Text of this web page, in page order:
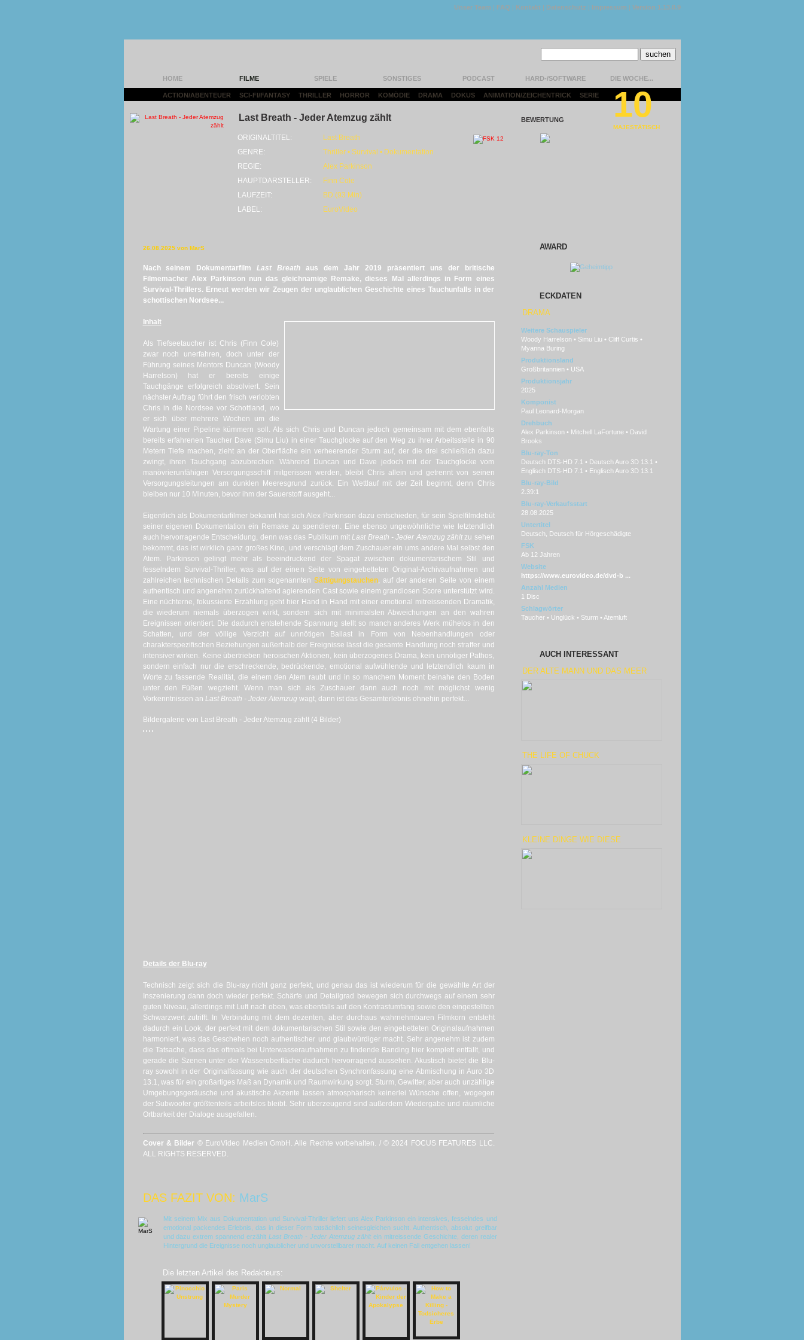
Unser Team | FAQ | Kontakt | Datenschutz | Impressum | Version 1.13.0.9
HOME FILME SPIELE SONSTIGES PODCAST HARD-/SOFTWARE DIE WOCHE...
ACTION/ABENTEUER SCI-FI/FANTASY THRILLER HORROR KOMÖDIE DRAMA DOKUS ANIMATION/ZEICHENTRICK SERIE
Last Breath - Jeder Atemzug zählt
ORIGINALTITEL:
Last Breath
GENRE:
Thriller • Survival • Dokumentation
REGIE:
Alex Parkinson
HAUPTDARSTELLER:
Finn Cole
LAUFZEIT:
BD (93 Min)
LABEL:
EuroVideo
BEWERTUNG 10
MAJESTÄTISCH
26.08.2025 von MarS
Nach seinem DokumentarfilmLast Breath aus dem Jahr 2019 präsentiert uns der britische
Filmemacher Alex Parkinson nun das gleichnamige Remake, dieses Mal allerdings in Form eines
Survival-Thrillers. Erneut werden wir Zeugen der unglaublichen Geschichte eines Tauchunfalls in der
schottischen Nordsee...
Inhalt
Als Tiefseetaucher ist Chris (Finn Cole)
zwar noch unerfahren, doch unter der
Führung seines Mentors Duncan (Woody
Harrelson) hat er bereits einige
Tauchgänge erfolgreich absolviert. Sein
nächster Auftrag führt den frisch verlobten
Chris in die Nordsee vor Schottland, wo
er sich über mehrere Wochen um die
Wartung einer Pipeline kümmern soll. Als sich Chris und Duncan jedoch gemeinsam mit dem ebenfalls
bereits erfahrenen Taucher Dave (Simu Liu) in einer Tauchglocke auf den Weg zu ihrer Arbeitsstelle in 90
Metern Tiefe machen, zieht an der Oberfläche ein verheerender Sturm auf, der die drei schließlich dazu
zwingt, ihren Tauchgang abzubrechen. Während Duncan und Dave jedoch mit der Tauchglocke vom
manövrierunfähigen Versorgungsschiff mitgerissen werden, bleibt Chris allein und getrennt von seinen
Versorgungsleitungen am dunklen Meeresgrund zurück. Ein Wettlauf mit der Zeit beginnt, denn Chris
bleiben nur 10 Minuten, bevor ihm der Sauerstoff ausgeht...
Eigentlich als Dokumentarfilmer bekannt hat sich Alex Parkinson dazu entschieden, für sein Spielfilmdebüt
seiner eigenen Dokumentation ein Remake zu spendieren. Eine ebenso ungewöhnliche wie letztendlich
auch hervorragende Entscheidung, denn was das Publikum mitLast Breath - Jeder Atemzug zähltzu sehen
bekommt, das ist wirklich ganz großes Kino, und verschlägt dem Zuschauer ein ums andere Mal selbst den
Atem. Parkinson gelingt mehr als beeindruckend der Spagat zwischen dokumentarischem Stil und
fesselndem Survival-Thriller, was auf der einen Seite von eingebetteten Original-Archivaufnahmen und
zahlreichen technischen Details zum sogenanntenSättigungstauchen, auf der anderen Seite von einem
authentisch und angenehm zurückhaltend agierenden Cast sowie einem grandiosen Score unterstützt wird.
Eine nüchterne, fokussierte Erzählung geht hier Hand in Hand mit einer emotional mitreissenden Dramatik,
die wiederum niemals überzogen wirkt, sondern sich mit minimalsten Abweichungen an den wahren
Ereignissen orientiert. Die dadurch entstehende Spannung stellt so manch anderes Werk mühelos in den
Schatten, und der völlige Verzicht auf unnötigen Ballast in Form von Nebenhandlungen oder
charakterspezifischen Beziehungen außerhalb der Ereignisse lässt die gesamte Handlung noch straffer und
intensiver wirken. Keine übertrieben heroischen Aktionen, kein überzogenes Drama, kein unnötiger Pathos,
sondern einfach nur die erschreckende, bedrückende, emotional aufwühlende und letztendlich kaum in
Worte zu fassende Realität, die einem den Atem raubt und in so manchem Moment beinahe den Boden
unter den Füßen wegzieht. Wenn man sich als Zuschauer dann auch noch mit möglichst wenig
Vorkenntnissen an Last Breath - Jeder Atemzug wagt, dann ist das Gesamterlebnis ohnehin perfekt...
Bildergalerie von Last Breath - Jeder Atemzug zählt (4 Bilder)
Details der Blu-ray
Technisch zeigt sich die Blu-ray nicht ganz perfekt, und genau das ist wiederum für die gewählte Art der
Inszenierung dann doch wieder perfekt. Schärfe und Detailgrad bewegen sich durchwegs auf einem sehr
guten Niveau, allerdings mit Luft nach oben, was ebenfalls auf den Kontrastumfang sowie den eingestellten
Schwarzwert zutrifft. In Verbindung mit dem dezenten, aber durchaus wahrnehmbaren Filmkorn entsteht
dadurch ein Look, der perfekt mit dem dokumentarischen Stil sowie den eingebetteten Originalaufnahmen
harmoniert, was das Geschehen noch authentischer und glaubwürdiger macht. Sehr angenehm ist zudem
die Tatsache, dass das oftmals bei Unterwasseraufnahmen zu findende Banding hier komplett entfällt, und
gerade die Szenen unter der Wasseroberfläche dadurch hervorragend aussehen. Akustisch bietet die Blu-
ray sowohl in der Originalfassung wie auch der deutschen Synchronfassung eine Abmischung in Auro 3D
13.1, was für ein großartiges Maß an Dynamik und Raumwirkung sorgt. Sturm, Gewitter, aber auch unzählige
Umgebungsgeräusche und akustische Akzente lassen atmosphärisch keinerlei Wünsche offen, wogegen
der Subwoofer größtenteils arbeitslos bleibt. Sehr überzeugend sind außerdem Wiedergabe und räumliche
Ortbarkeit der Dialoge ausgefallen.
Cover & Bilder © EuroVideo Medien GmbH. Alle Rechte vorbehalten. / © 2024 FOCUS FEATURES LLC.
ALL RIGHTS RESERVED.
DAS FAZIT VON: MarS
Mit seinem Mix aus Dokumentation und Survival-Thriller liefert uns Alex Parkinson ein intensives, fesselndes und
emotional packendes Erlebnis, das in dieser Form tatsächlich seinesgleichen sucht. Authentisch, absolut greifbar
und dazu extrem spannend erzähltLast Breath - Jeder Atemzug zähltein mitreissende Geschichte, deren realer
Hintergrund die Ereignisse noch unglaublicher und unvorstellbarer macht. Auf keinen Fall entgehen lassen!
Die letzten Artikel des Redakteurs:
AWARD
ECKDATEN
DRAMA
Weitere Schauspieler
Woody Harrelson • Simu Liu • Cliff Curtis •
Myanna Buring
Produktionsland
Großbritannien • USA
Produktionsjahr
2025
Komponist
Paul Leonard-Morgan
Drehbuch
Alex Parkinson • Mitchell LaFortune • David
Brooks
Blu-ray-Ton
Deutsch DTS-HD 7.1 • Deutsch Auro 3D 13.1 •
Englisch DTS-HD 7.1 • Englisch Auro 3D 13.1
Blu-ray-Bild
2.39:1
Blu-ray-Verkaufsstart
28.08.2025
Untertitel
Deutsch, Deutsch für Hörgeschädigte
FSK
Ab 12 Jahren
Website
https://www.eurovideo.de/dvd-b ...
Anzahl Medien
1 Disc
Schlagwörter
Taucher • Unglück • Sturm • Atemluft
AUCH INTERESSANT
DER ALTE MANN UND DAS MEER
THE LIFE OF CHUCK
KLEINE DINGE WIE DIESE